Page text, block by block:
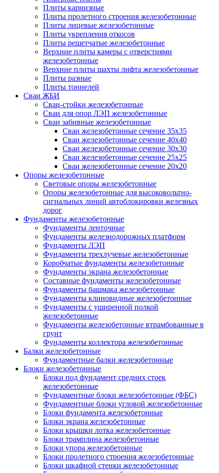
Плиты карнизные
Плиты пролетного строения железобетонные
Плиты лицевые железобетонные
Плиты укрепления откосов
Плиты решетчатые железобетонные
Верхние плиты камеры с отверстиями
железобетонные
Верхние плиты шахты лифта железобетонные
Плиты разные
Плиты тоннелей
Сваи ЖБИ
Сваи-стойки железобетонные
Сваи для опор ЛЭП железобетонные
Сваи забивные железобетонные
Сваи железобетонные сечение 35x35
Сваи железобетонные сечение 40x40
Сваи железобетонные сечение 30x30
Сваи железобетонные сечение 25x25
Сваи железобетонные сечение 20x20
Опоры железобетонные
Световые опоры железобетонные
Опоры железобетонные для высоковольтно-
сигнальных линий автоблокировки железных
дорог
Фундаменты железобетонные
Фундаменты ленточные
Фундаменты железнодорожных платформ
Фундаменты ЛЭП
Фундаменты трехлучевые железобетонные
Коробчатые фундаменты железобетонные
Фундаменты экрана железобетонные
Составные фундаменты железобетонные
Фундаменты башмака железобетонные
Фундаменты клиновидные железобетонные
Фундаменты с уширенной полкой
железобетонные
Фундаменты железобетонные втрамбованные в
грунт
Фундаменты коллектора железобетонные
Балки железобетонные
Фундаментные балки железобетонные
Блоки железобетонные
Блоки под фундамент средних стоек
железобетонные
Фундаментные блоки железобетонные (ФБС)
Фундаментные блоки угловой железобетонные
Блоки фундамента железобетонные
Блоки экрана железобетонные
Блоки крышки лотка железобетонные
Блоки трамплина железобетонные
Блоки упора железобетонные
Блоки пролетного строения железобетонные
Блоки шкафной стенки железобетонные